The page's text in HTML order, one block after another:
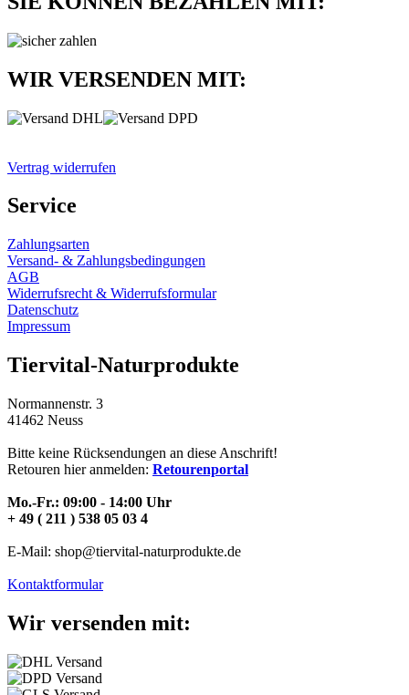
WIR VERSENDEN MIT:
Vertrag widerrufen
Service
Zahlungsarten
Versand- & Zahlungsbedingungen
AGB
Widerrufsrecht & Widerrufsformular
Datenschutz
Impressum
Tiervital-Naturprodukte
Normannenstr. 3
41462 Neuss
Bitte keine Rücksendungen an diese Anschrift!
Retouren hier anmelden: Retourenportal
Mo.-Fr.: 09:00 - 14:00 Uhr
+ 49 ( 211 ) 538 05 03 4
E-Mail: shop@tiervital-naturprodukte.de
Kontaktformular
Wir versenden mit: